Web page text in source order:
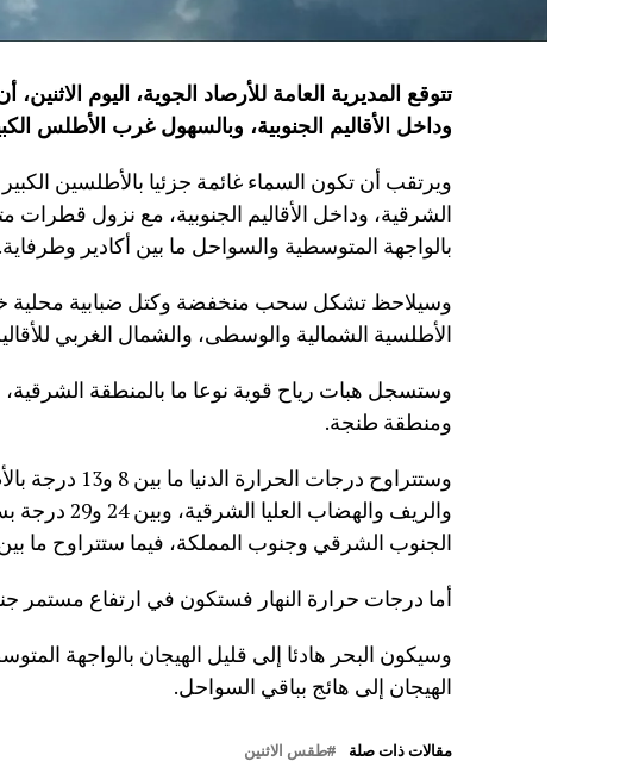
تتوقع المديرية العامة للأرصاد الجوية، اليوم
وداخل الأقاليم الجنوبية، وبالسهول غرب الأطلس
ويرتقب أن تكون السماء غائمة جزئيا بالأطلسين
الشرقية، وداخل الأقاليم الجنوبية، مع نزول
بالواجهة المتوسطية والسواحل ما بين أكادير وطرفاية.
وسيلاحظ تشكل سحب منخفضة وكتل ضبابية محلية
الأطلسية الشمالية والوسطى، والشمال الغربي
وستسجل هبات رياح قوية نوعا ما بالمنطقة
ومنطقة طنجة.
والريف
الجنوب الشرقي وجنوب المملكة، فيما ستتراوح ما بين 17 و13 درجة في ما تبقى من ربوع
أما درجات حرارة النهار فستكون في ارتفاع مستمر
وسيكون البحر هادئا إلى قليل الهيجان بالواجهة
الهيجان إلى هائج بباقي السواحل.
مقالات ذات صلة طقس الاثنين